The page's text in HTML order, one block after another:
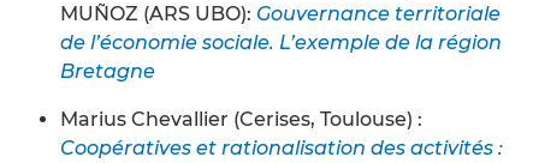
MUÑOZ (ARS UBO): Gouvernance territoriale
de l’économie sociale. L’exemple de la région
Bretagne
Marius Chevallier (Cerises, Toulouse) :
Coopératives et rationalisation des activités :